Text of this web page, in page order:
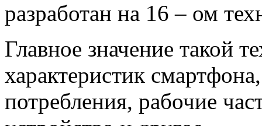
разработан на 16 – ом
Главное значение такой
характеристик
потребления, рабочие